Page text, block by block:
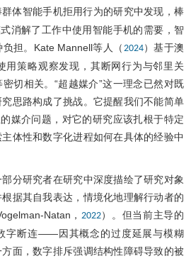
体智能手机拒用行为的研究中发现，棒
消解了工作中使用智能手机的需要，智
担。Kate Mannell等人（ 2024）基于澳
用策略观察发现，其断网行为与邻里关
切相关。“超越媒介”这一理念已然对既
思路构成了挑战。它提醒我们不能简单
媒介问题，对它的研究应该扎根于特定
体性和数字化进程如何在具体的经验中
分研究者在研究中深度描绘了研究对象
据其自我表达，情境化地理解行动者的
Natan， 2022）。但当前主导的
字断连——因其概念的过度延展与模糊
面，数字排斥强调结构性障碍导致的被